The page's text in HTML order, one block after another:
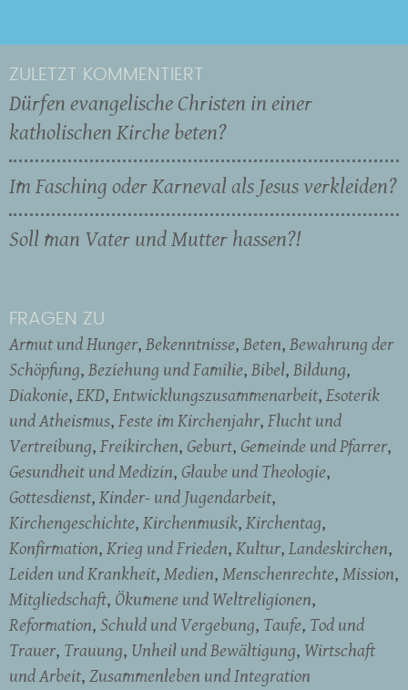
ZULETZT KOMMENTIERT
Dürfen evangelische Christen in einer
katholischen Kirche beten?
Im Fasching oder Karneval als Jesus verkleiden?
Soll man Vater und Mutter hassen?!
FRAGEN ZU
Armut und Hunger Bekenntnisse Beten Bewahrung der
Schöpfung Beziehung und Familie Bibel Bildung
Diakonie EKD Entwicklungszusammenarbeit Esoterik
und Atheismus Feste im Kirchenjahr Flucht und
Vertreibung Freikirchen Geburt Gemeinde und Pfarrer
Gesundheit und Medizin Glaube und Theologie
Gottesdienst Kinder- und Jugendarbeit
Kirchengeschichte Kirchenmusik Kirchentag
Konfirmation Krieg und Frieden Kultur Landeskirchen
Leiden und Krankheit Medien Menschenrechte Mission
Mitgliedschaft Ökumene und Weltreligionen
Reformation Schuld und Vergebung Taufe Tod und
Trauer Trauung Unheil und Bewältigung Wirtschaft
und Arbeit Zusammenleben und Integration